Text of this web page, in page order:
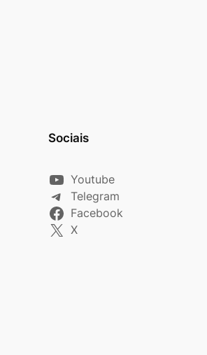
Sociais
Youtube
Telegram
Facebook
X